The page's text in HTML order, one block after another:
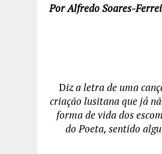
Por Alfredo Soares-
Diz a letra de uma
criação lusitana que já
forma de vida dos
do Poeta, sentido